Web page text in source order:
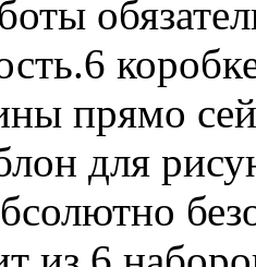
прямо
для